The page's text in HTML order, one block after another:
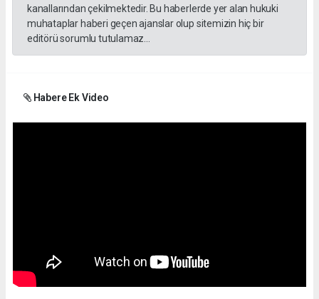
kanallarından çekilmektedir. Bu haberlerde yer alan hukuki
muhataplar haberi geçen ajanslar olup sitemizin hiç bir
editörü sorumlu tutulamaz...
Habere Ek Video